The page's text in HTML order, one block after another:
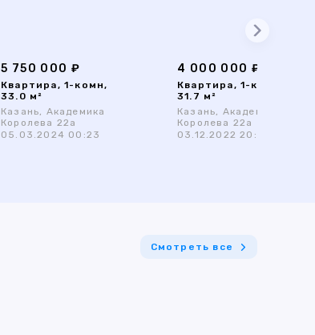
5 750 000 ₽
Квартира, 1-комн,
33.0 м²
Казань, Академика
Королева 22а
05.03.2024 00:23
4 000 000 ₽
Квартира, 1-комн,
31.7 м²
Казань, Академика
Королева 22а
03.12.2022 20:16
Смотреть все